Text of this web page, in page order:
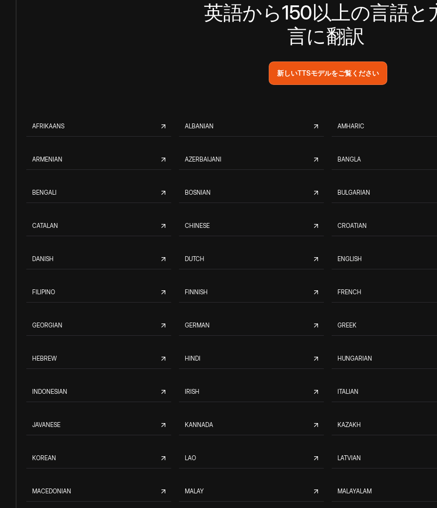
英語から150以上の言語と
言に翻訳
新しいTTSモデルをご覧ください
AFRIKAANS ALBANIAN AMHARIC
ARMENIAN AZERBAIJANI BANGLA
BENGALI BOSNIAN BULGARIAN
CATALAN CHINESE CROATIAN
DANISH DUTCH ENGLISH
FILIPINO FINNISH FRENCH
GEORGIAN GERMAN GREEK
HEBREW HINDI HUNGARIAN
INDONESIAN IRISH ITALIAN
JAVANESE KANNADA KAZAKH
KOREAN LAO LATVIAN
MACEDONIAN MALAY MALAYALAM